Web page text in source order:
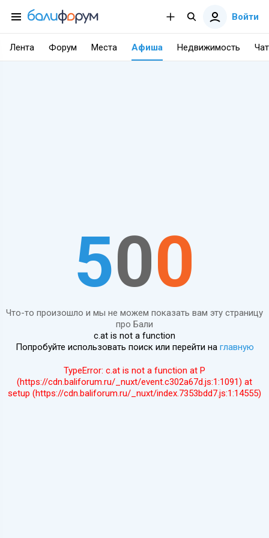
Войти
Лента Форум Места Афиша Недвижимость Чат
500
Что-то произошло и мы не можем показать вам эту страницу
про Бали
c.at is not a function
Попробуйте использовать поиск или перейти на главную
TypeError: c.at is not a function at P
(https://cdn.baliforum.ru/_nuxt/event.c302a67d.js:1:1091) at
setup (https://cdn.baliforum.ru/_nuxt/index.7353bdd7.js:1:14555)